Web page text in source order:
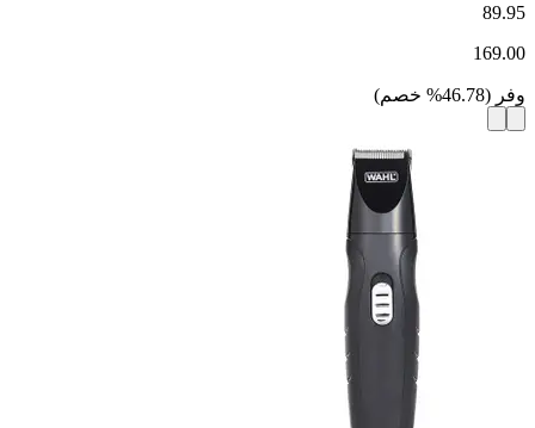
89.95
169.00
وفر (
46.78
% خصم)